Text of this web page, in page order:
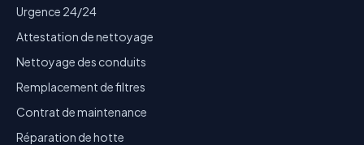
Urgence 24/24
Attestation de nettoyage
Nettoyage des conduits
Remplacement de filtres
Contrat de maintenance
Réparation de hotte